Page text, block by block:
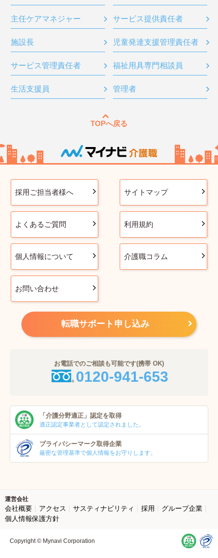
主任ケアマネジャー サービス提供責任者
施設長 児童発達支援管理責任者
サービス管理責任者 福祉用具専門相談員
生活支援員 管理者
TOPへ戻る
採用ご担当者様へ サイトマップ
よくあるご質問 利用規約
個人情報について 介護職コラム
お問い合わせ
転職サポート申し込み
お電話でのご相談も可能です(携帯 OK)
0120-941-653
「介護分野適正」 認定を取得
適正認定事業者として認定されました。
プライバシーマーク取得企業
厳密な管理基準で個人情報をお守りします。
運営会社
会社概要 アクセス サスティナビリティ 採用
グループ企業
個人情報保護方針
Copyright © Mynavi Corporation